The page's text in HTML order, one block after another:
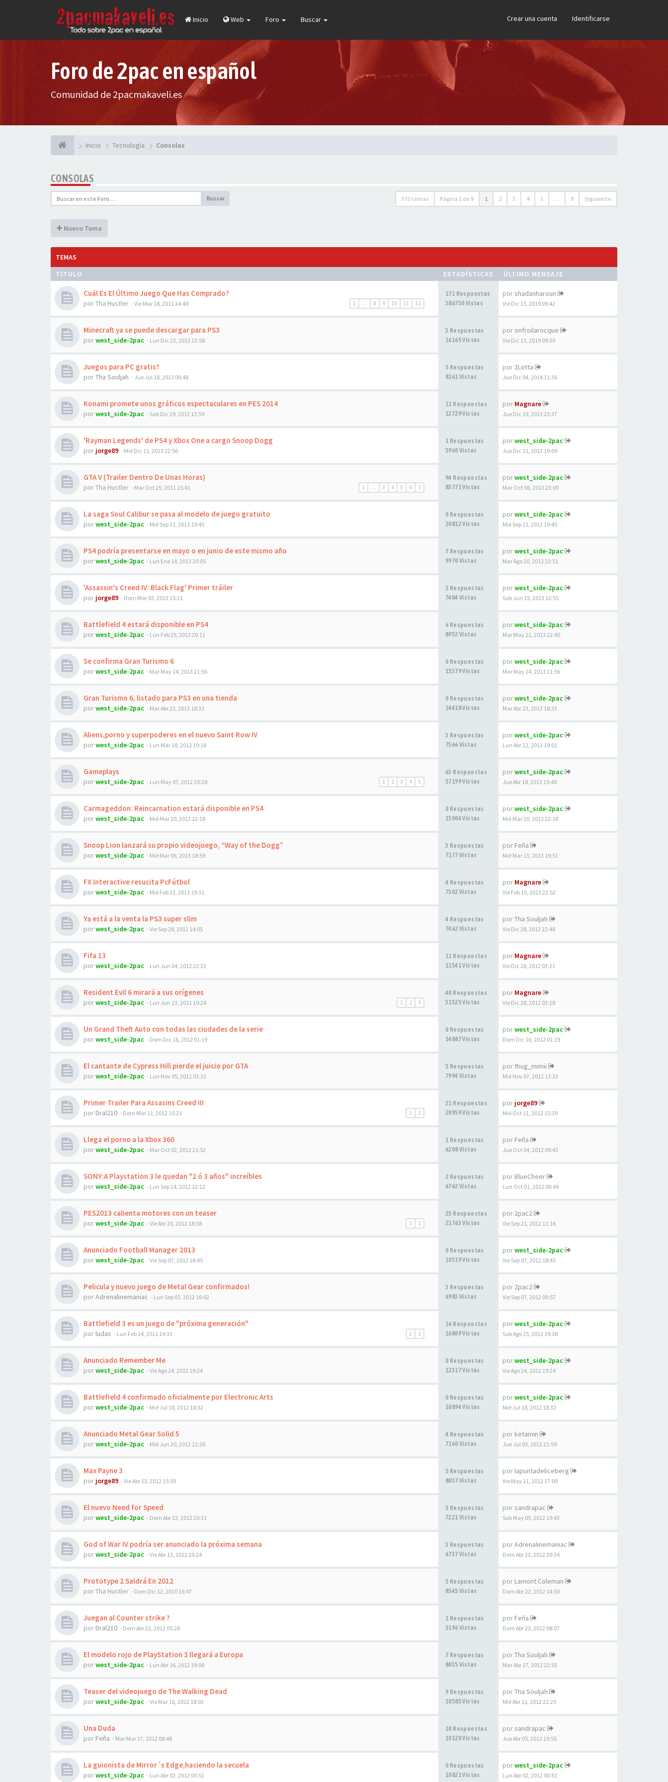
Inicio Web Foro Buscar Crear una cuenta Identificarse
Foro de 2pac en español
Comunidad de 2pacmakaveli.es
Inicio Tecnología Consolas
CONSOLAS
Buscar 372 temas Página 1 de 9 1 2 3 4 5 … 9 Siguiente
Nuevo Tema
TEMAS
TÍTULO
ESTADÍSTICAS ÚLTIMO MENSAJE
Cuál Es El Último Juego Que Has Comprado?
1 … 8 9 10 11 12
porTha Hustler - Vie Mar 18, 2011 14:48
171 Respuestas
386730 Vistas
por shadanharoun
Vie Dic 13, 2019 09:42
Minecraft ya se puede descargar para PS3
porwest_side-2pac - Lun Dic 23, 2013 12:58
3 Respuestas
16165 Vistas
por onfroilarocque
Vie Dic 13, 2019 09:30
Juegos para PC gratis?
porTha Souljah - Jue Jul 18, 2013 00:48
5 Respuestas
8161 Vistas
por 2Lotta
Jue Dic 04, 2014 11:36
Konami promete unos gráficos espectaculares en PES 2014
porwest_side-2pac - Sab Dic 29, 2012 13:59
11 Respuestas
12729 Vistas
por Magnare
Jue Dic 19, 2013 23:37
'Rayman Legends' de PS4 y Xbox One a cargo Snoop Dogg
por jorge89 - Mié Dic 11, 2013 22:56
1 Respuestas
5960 Vistas
porwest_side-2pac
Jue Dic 12, 2013 19:09
GTA V (Trailer Dentro De Unas Horas)
1 … 3 4 5 6 7
porTha Hustler - Mar Oct 25, 2011 15:41
94 Respuestas
83771 Vistas
porwest_side-2pac
Mar Oct 08, 2013 23:00
La saga Soul Calibur se pasa al modelo de juego gratuito
porwest_side-2pac - Mié Sep 11, 2013 19:45
0 Respuestas
20812 Vistas
porwest_side-2pac
Mié Sep 11, 2013 19:45
PS4 podría presentarse en mayo o en junio de este mismo año
porwest_side-2pac - Lun Ene 14, 2013 20:05
7 Respuestas
9970 Vistas
porwest_side-2pac
Mar Ago 20, 2013 22:51
'Assassin's Creed IV: Black Flag' Primer tráiler
por jorge89 - Dom Mar 03, 2013 15:21
2 Respuestas
7404 Vistas
porwest_side-2pac
Sab Jun 15, 2013 12:55
Battlefield 4 estará disponible en PS4
porwest_side-2pac - Lun Feb 25, 2013 20:11
6 Respuestas
8952 Vistas
porwest_side-2pac
Mar May 21, 2013 22:40
Se confirma Gran Turismo 6
porwest_side-2pac - Mar May 14, 2013 21:56
0 Respuestas
15379 Vistas
porwest_side-2pac
Mar May 14, 2013 21:56
Gran Turismo 6, listado para PS3 en una tienda
porwest_side-2pac - Mar Abr 23, 2013 18:33
0 Respuestas
14418 Vistas
porwest_side-2pac
Mar Abr 23, 2013 18:33
Aliens,porno y superpoderes en el nuevo Saint Row IV
porwest_side-2pac - Lun Mar 18, 2013 19:18
3 Respuestas
7566 Vistas
porwest_side-2pac
Lun Abr 22, 2013 19:01
Gameplays
1 2 3 4 5
porwest_side-2pac - Lun May 07, 2012 20:28
63 Respuestas
57199 Vistas
porwest_side-2pac
Jue Abr 18, 2013 19:48
Carmageddon: Reincarnation estará disponible en PS4
porwest_side-2pac - Mié Mar 20, 2013 22:18
0 Respuestas
15004 Vistas
porwest_side-2pac
Mié Mar 20, 2013 22:18
Snoop Lion lanzará su propio videojuego, “Way of the Dogg”
porwest_side-2pac - Mié Mar 06, 2013 18:59
3 Respuestas
7177 Vistas
por Feña
Mié Mar 13, 2013 19:51
FX Interactive resucita PcFútbol
porwest_side-2pac - Mié Feb 13, 2013 19:31
4 Respuestas
7302 Vistas
por Magnare
Vie Feb 15, 2013 22:52
Ya está a la venta la PS3 super slim
porwest_side-2pac - Vie Sep 28, 2012 14:05
4 Respuestas
7462 Vistas
porTha Souljah
Vie Dic 28, 2012 22:48
Fifa 13
porwest_side-2pac - Lun Jun 04, 2012 22:22
11 Respuestas
11541 Vistas
por Magnare
Vie Dic 28, 2012 03:21
Resident Evil 6 mirará a sus orígenes
1 2 3
porwest_side-2pac - Lun Jun 13, 2011 19:24
40 Respuestas
31525 Vistas
por Magnare
Vie Dic 28, 2012 03:18
Un Grand Theft Auto con todas las ciudades de la serie
porwest_side-2pac - Dom Dic 16, 2012 01:19
0 Respuestas
14887 Vistas
porwest_side-2pac
Dom Dic 16, 2012 01:19
El cantante de Cypress Hill pierde el juicio por GTA
porwest_side-2pac - Lun Nov 05, 2012 01:32
5 Respuestas
7994 Vistas
por thug_mimii
Mié Nov 07, 2012 13:33
Primer Trailer Para Assasins Creed III
1 2
por Dral210 - Dom Mar 11, 2012 15:21
21 Respuestas
20959 Vistas
por jorge89
Mié Oct 31, 2012 15:39
Llega el porno a la Xbox 360
porwest_side-2pac - Mar Oct 02, 2012 21:52
1 Respuestas
6208 Vistas
por Feña
Jue Oct 04, 2012 09:43
SONY:A Playstation 3 le quedan "2 ó 3 años" increíbles
porwest_side-2pac - Lun Sep 24, 2012 22:12
2 Respuestas
6762 Vistas
por BlueCheer
Lun Oct 01, 2012 00:49
PES2013 calienta motores con un teaser
1 2
porwest_side-2pac - Vie Abr 20, 2012 18:38
25 Respuestas
21763 Vistas
por 2pac2
Vie Sep 21, 2012 11:16
Anunciado Football Manager 2013
porwest_side-2pac - Vie Sep 07, 2012 18:45
0 Respuestas
10519 Vistas
porwest_side-2pac
Vie Sep 07, 2012 18:45
Pelicula y nuevo juego de Metal Gear confirmados!
porAdrenalinemaniac - Lun Sep 03, 2012 16:02
3 Respuestas
6983 Vistas
por 2pac2
Vie Sep 07, 2012 00:57
Battlefield 3 es un juego de "próxima generación"
1 2
por ludas - Lun Feb 14, 2011 14:33
16 Respuestas
16809 Vistas
porwest_side-2pac
Sab Ago 25, 2012 19:38
Anunciado Remember Me
porwest_side-2pac - Vie Ago 24, 2012 19:24
0 Respuestas
12317 Vistas
porwest_side-2pac
Vie Ago 24, 2012 19:24
Battlefield 4 confirmado oficialmente por Electronic Arts
porwest_side-2pac - Mié Jul 18, 2012 18:32
0 Respuestas
10894 Vistas
porwest_side-2pac
Mié Jul 18, 2012 18:32
Anunciado Metal Gear Solid 5
porwest_side-2pac - Mié Jun 20, 2012 22:26
4 Respuestas
7160 Vistas
por ketamin
Jue Jul 05, 2012 21:59
Max Payne 3
por jorge89 - Vie Abr 13, 2012 15:59
5 Respuestas
8037 Vistas
por lapuntadeliceberg
Vie May 11, 2012 17:00
El nuevo Need for Speed
porwest_side-2pac - Dom Abr 22, 2012 20:31
5 Respuestas
7221 Vistas
por sandrapac
Sab May 05, 2012 19:43
God of War IV podría ser anunciado la próxima semana
porwest_side-2pac - Vie Abr 13, 2012 20:24
3 Respuestas
6737 Vistas
porAdrenalinemaniac
Dom Abr 22, 2012 20:34
Prototype 2 Saldrá En 2012
porTha Hustler - Dom Dic 12, 2010 16:47
5 Respuestas
8545 Vistas
por Lamont Coleman
Dom Abr 22, 2012 14:50
Juegan al Counter strike ?
por Dral210 - Dom Abr 22, 2012 05:28
1 Respuestas
5196 Vistas
por Feña
Dom Abr 22, 2012 08:07
El modelo rojo de PlayStation 3 llegará a Europa
porwest_side-2pac - Lun Abr 16, 2012 19:08
7 Respuestas
8035 Vistas
porTha Souljah
Mar Abr 17, 2012 22:55
Teaser del videojuego de The Walking Dead
porwest_side-2pac - Vie Mar 16, 2012 18:03
9 Respuestas
10585 Vistas
porTha Souljah
Mié Abr 11, 2012 22:25
Una Duda
por Feña - Mar Mar 27, 2012 08:48
10 Respuestas
10120 Vistas
por sandrapac
Jue Abr 05, 2012 19:55
La guionista de Mirror´s Edge,haciendo la secuela
porwest_side-2pac - Lun Abr 02, 2012 00:51
0 Respuestas
10821 Vistas
porwest_side-2pac
Lun Abr 02, 2012 00:51